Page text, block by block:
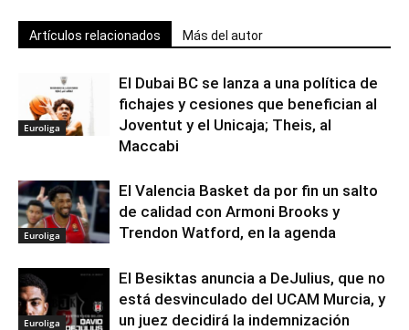
Artículos relacionados Más del autor
Euroliga
El Dubai BC se lanza a una política de
fichajes y cesiones que benefician al
Joventut y el Unicaja; Theis, al
Maccabi
Euroliga
El Valencia Basket da por fin un salto
de calidad con Armoni Brooks y
Trendon Watford, en la agenda
Euroliga
El Besiktas anuncia a DeJulius, que no
está desvinculado del UCAM Murcia, y
un juez decidirá la indemnización